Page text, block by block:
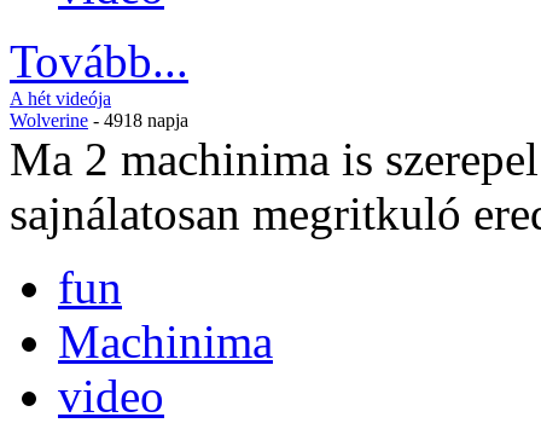
Tovább...
A hét videója
Wolverine - 4918 napja
Ma 2 machinima is
sajnálatosan megritkuló
fun
Machinima
video